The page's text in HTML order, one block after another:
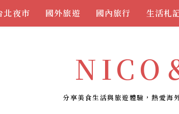
北夜市 國外旅遊 國內旅行 生活札
NICO
分享美食生活與旅遊體驗，熱愛海